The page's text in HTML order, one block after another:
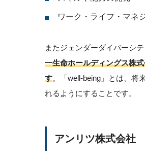
ワーク・ライフ・マネ
またジェンダーダイバーシ
一生命ホールディングス株
す。「well-being」とは、将
れるようにすることです。
アンリツ株式会社